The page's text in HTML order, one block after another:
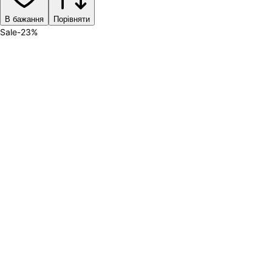
В бажання Порівняти
Sale-23%